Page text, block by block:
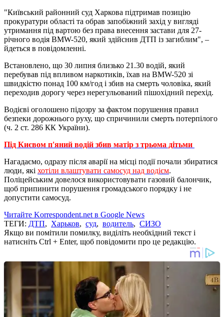
"Київський районний суд Харкова підтримав позицію
прокуратури області та обрав запобіжний захід у вигляді
утримання під вартою без права внесення застави для 27-
річного водія BMW-520, який здійснив ДТП із загиблим", –
йдеться в повідомленні.
Встановлено, що 30 липня близько 21.30 водій, який
перебував під впливом наркотиків, їхав на BMW-520 зі
швидкістю понад 100 км/год і збив на смерть чоловіка, який
переходив дорогу через нерегульований пішохідний перехід.
Водієві оголошено підозру за фактом порушення правил
безпеки дорожнього руху, що спричинили смерть потерпілого
(ч. 2 ст. 286 КК України).
Під Києвом п'яний водій збив матір з трьома дітьми
Нагадаємо, одразу після аварії на місці події почали збиратися
люди, які хотіли влаштувати самосуд над водієм.
Поліцейським довелося використовувати газовий балончик,
щоб припинити порушення громадського порядку і не
допустити самосуд.
Читайте Korrespondent.net в Google News
ТЕГИ: ДТП, Харьков, суд, водитель, СИЗО
Якщо ви помітили помилку, виділіть необхідний текст і
натисніть Ctrl + Enter, щоб повідомити про це редакцію.